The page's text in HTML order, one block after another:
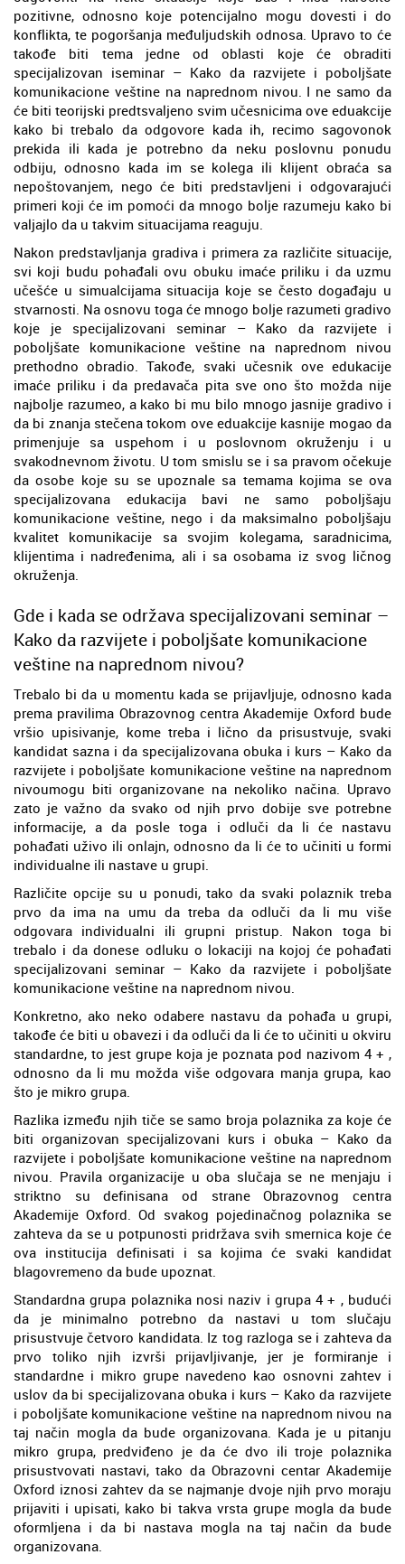
pozitivne, odnosno koje potencijalno mogu dovesti i do
konflikta, te pogoršanja međuljudskih odnosa. Upravo to će
takođe biti tema jedne od oblasti koje će obraditi
specijalizovan iseminar – Kako da razvijete i poboljšate
komunikacione veštine na naprednom nivou. I ne samo da
će biti teorijski predtsvaljeno svim učesnicima ove eduakcije
kako bi trebalo da odgovore kada ih, recimo sagovonok
prekida ili kada je potrebno da neku poslovnu ponudu
odbiju, odnosno kada im se kolega ili klijent obraća sa
nepoštovanjem, nego će biti predstavljeni i odgovarajući
primeri koji će im pomoći da mnogo bolje razumeju kako bi
valjajlo da u takvim situacijama reaguju.
Nakon predstavljanja gradiva i primera za različite situacije,
svi koji budu pohađali ovu obuku imaće priliku i da uzmu
učešće u simualcijama situacija koje se često događaju u
stvarnosti. Na osnovu toga će mnogo bolje razumeti gradivo
koje je specijalizovani seminar – Kako da razvijete i
poboljšate komunikacione veštine na naprednom nivou
prethodno obradio. Takođe, svaki učesnik ove edukacije
imaće priliku i da predavača pita sve ono što možda nije
najbolje razumeo, a kako bi mu bilo mnogo jasnije gradivo i
da bi znanja stečena tokom ove eduakcije kasnije mogao da
primenjuje sa uspehom i u poslovnom okruženju i u
svakodnevnom životu. U tom smislu se i sa pravom očekuje
da osobe koje su se upoznale sa temama kojima se ova
specijalizovana edukacija bavi ne samo poboljšaju
komunikacione veštine, nego i da maksimalno poboljšaju
kvalitet komunikacije sa svojim kolegama, saradnicima,
klijentima i nadređenima, ali i sa osobama iz svog ličnog
okruženja.
Gde i kada se održava specijalizovani seminar –
Kako da razvijete i poboljšate komunikacione
veštine na naprednom nivou?
Trebalo bi da u momentu kada se prijavljuje, odnosno kada
prema pravilima Obrazovnog centra Akademije Oxford bude
vršio upisivanje, kome treba i lično da prisustvuje, svaki
kandidat sazna i da specijalizovana obuka i kurs – Kako da
razvijete i poboljšate komunikacione veštine na naprednom
nivoumogu biti organizovane na nekoliko načina. Upravo
zato je važno da svako od njih prvo dobije sve potrebne
informacije, a da posle toga i odluči da li će nastavu
pohađati uživo ili onlajn, odnosno da li će to učiniti u formi
individualne ili nastave u grupi.
Različite opcije su u ponudi, tako da svaki polaznik treba
prvo da ima na umu da treba da odluči da li mu više
odgovara individualni ili grupni pristup. Nakon toga bi
trebalo i da donese odluku o lokaciji na kojoj će pohađati
specijalizovani seminar – Kako da razvijete i poboljšate
komunikacione veštine na naprednom nivou.
Konkretno, ako neko odabere nastavu da pohađa u grupi,
takođe će biti u obavezi i da odluči da li će to učiniti u okviru
standardne, to jest grupe koja je poznata pod nazivom 4 + ,
odnosno da li mu možda više odgovara manja grupa, kao
što je mikro grupa.
Razlika između njih tiče se samo broja polaznika za koje će
biti organizovan specijalizovani kurs i obuka – Kako da
razvijete i poboljšate komunikacione veštine na naprednom
nivou. Pravila organizacije u oba slučaja se ne menjaju i
striktno su definisana od strane Obrazovnog centra
Akademije Oxford. Od svakog pojedinačnog polaznika se
zahteva da se u potpunosti pridržava svih smernica koje će
ova institucija definisati i sa kojima će svaki kandidat
blagovremeno da bude upoznat.
Standardna grupa polaznika nosi naziv i grupa 4 + , budući
da je minimalno potrebno da nastavi u tom slučaju
prisustvuje četvoro kandidata. Iz tog razloga se i zahteva da
prvo toliko njih izvrši prijavljivanje, jer je formiranje i
standardne i mikro grupe navedeno kao osnovni zahtev i
uslov da bi specijalizovana obuka i kurs – Kako da razvijete
i poboljšate komunikacione veštine na naprednom nivou na
taj način mogla da bude organizovana. Kada je u pitanju
mikro grupa, predviđeno je da će dvo ili troje polaznika
prisustvovati nastavi, tako da Obrazovni centar Akademije
Oxford iznosi zahtev da se najmanje dvoje njih prvo moraju
prijaviti i upisati, kako bi takva vrsta grupe mogla da bude
oformljena i da bi nastava mogla na taj način da bude
organizovana.